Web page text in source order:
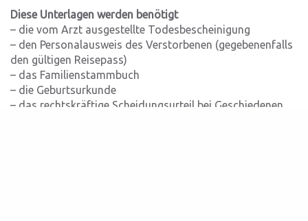
Diese Unterlagen werden benötigt
– die vom Arzt ausgestellte Todesbescheinigung
– den Personalausweis des Verstorbenen (gegebenenfalls
den gültigen Reisepass)
– das Familienstammbuch
– die Geburtsurkunde
– das rechtskräftige Scheidungsurteil bei Geschiedenen